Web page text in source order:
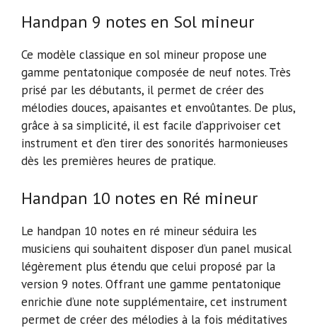
Handpan 9 notes en Sol mineur
Ce modèle classique en sol mineur propose une
gamme pentatonique composée de neuf notes. Très
prisé par les débutants, il permet de créer des
mélodies douces, apaisantes et envoûtantes. De plus,
grâce à sa simplicité, il est facile d’apprivoiser cet
instrument et d’en tirer des sonorités harmonieuses
dès les premières heures de pratique.
Handpan 10 notes en Ré mineur
Le handpan 10 notes en ré mineur séduira les
musiciens qui souhaitent disposer d’un panel musical
légèrement plus étendu que celui proposé par la
version 9 notes. Offrant une gamme pentatonique
enrichie d’une note supplémentaire, cet instrument
permet de créer des mélodies à la fois méditatives